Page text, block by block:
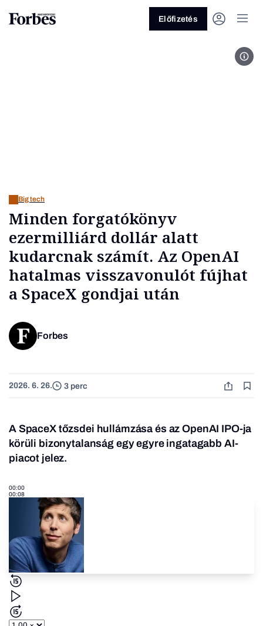
Előfizetés
Big tech
Minden forgatókönyv
ezermilliárd dollár alatt
kudarcnak számít. Az OpenAI
hatalmas visszavonulót fújhat
a SpaceX gondjai után
Forbes
2026. 6. 26. 3 perc
A SpaceX tőzsdei hullámzása és az OpenAI IPO-ja
körüli bizonytalanság egy egyre ingatagabb AI-
piacot jelez.
00:00
00:08